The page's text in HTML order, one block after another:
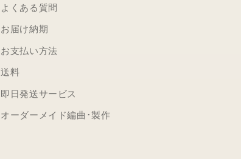
よくある質問
お届け納期
お支払い方法
送料
即日発送サービス
オーダーメイド編曲･製作